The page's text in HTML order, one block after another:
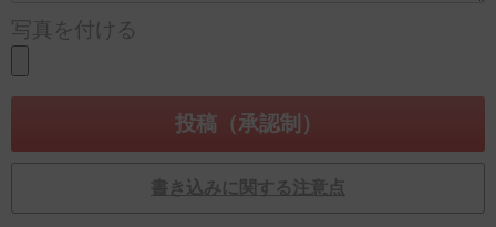
写真を付ける
書き込みに関する注意点